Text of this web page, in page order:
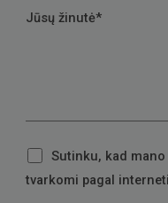
Jūsų žinutė*
Sutinku, kad
tvarkomi pagal